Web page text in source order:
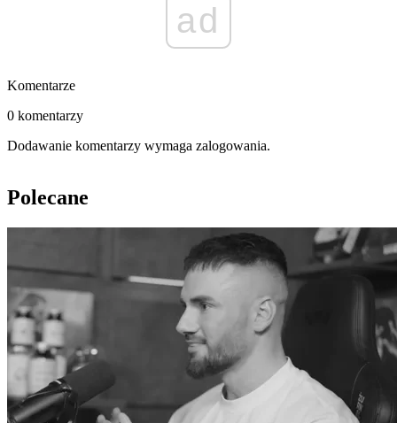
ad
Komentarze
0 komentarzy
Dodawanie komentarzy wymaga zalogowania.
Polecane